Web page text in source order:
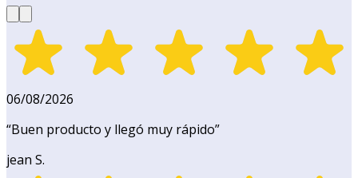
06/08/2026
“Buen producto y llegó muy rápido”
jean S.